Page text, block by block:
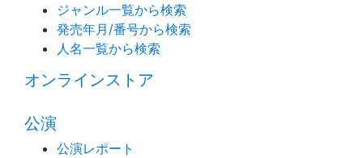
ジャンル一覧から検索
発売年月/番号から検索
人名一覧から検索
オンラインストア
公演
公演レポート